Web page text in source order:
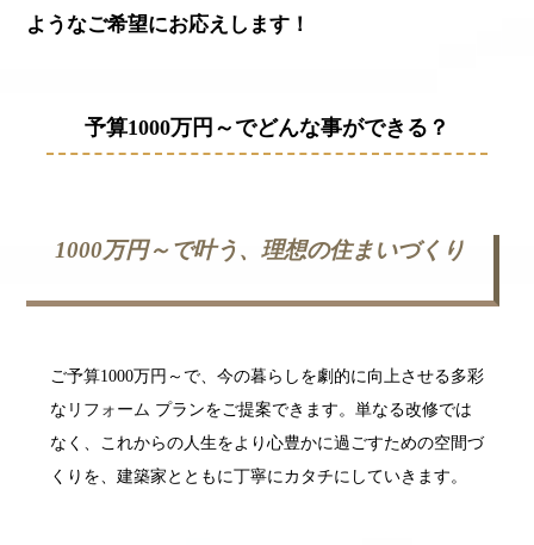
ようなご希望にお応えします！
予算1000万円～でどんな事ができる？
1000万円～で叶う、理想の住まいづくり
ご予算1000万円～で、今の暮らしを劇的に向上させる多彩
な リフォーム プランをご提案できます。単なる改修では
なく、これからの人生をより心豊かに過ごすための空間づ
くりを、建築家とともに丁寧にカタチにしていきます。